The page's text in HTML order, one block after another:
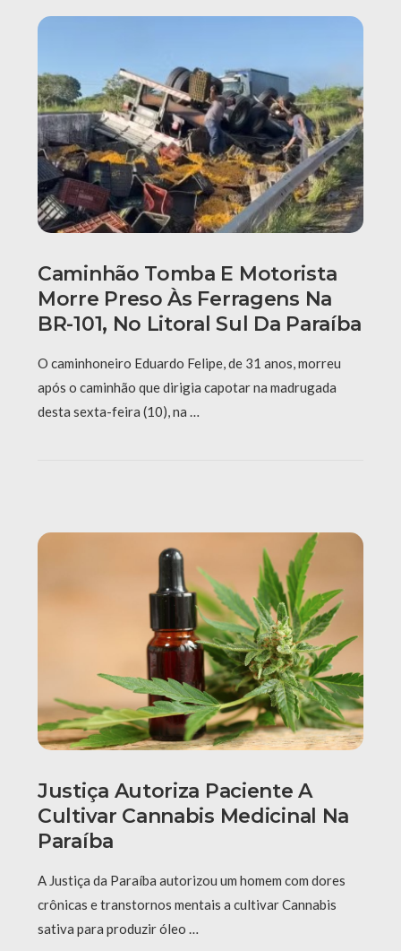
Caminhão Tomba E Motorista
Morre Preso Às Ferragens Na
BR-101, No Litoral Sul Da Paraíba
O caminhoneiro Eduardo Felipe, de 31 anos, morreu
após o caminhão que dirigia capotar na madrugada
desta sexta-feira (10), na …
Justiça Autoriza Paciente A
Cultivar Cannabis Medicinal Na
Paraíba
A Justiça da Paraíba autorizou um homem com dores
crônicas e transtornos mentais a cultivar Cannabis
sativa para produzir óleo …